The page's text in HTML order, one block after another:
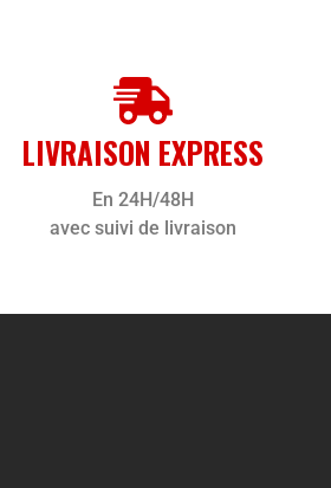
LIVRAISON EXPRESS
En 24H/48H
avec suivi de livraison